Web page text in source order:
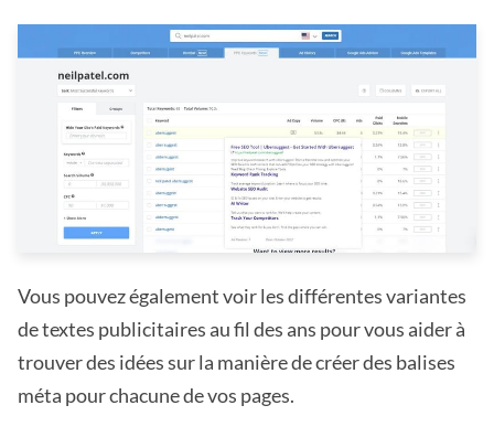
Vous pouvez également voir les différentes variantes
de textes publicitaires au fil des ans pour vous aider à
trouver des idées sur la manière de créer des balises
méta pour chacune de vos pages.